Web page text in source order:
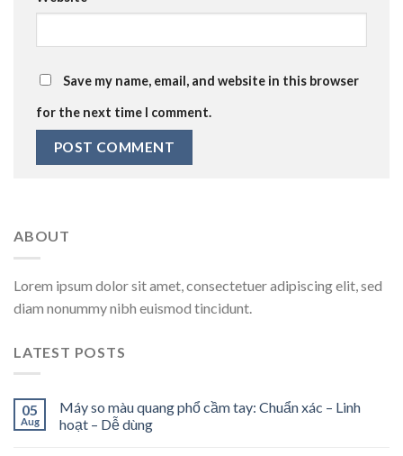
Save my name, email, and website in this browser
for the next time I comment.
ABOUT
Lorem ipsum dolor sit amet, consectetuer adipiscing elit, sed
diam nonummy nibh euismod tincidunt.
LATEST POSTS
05
Aug
Máy so màu quang phổ cầm tay: Chuẩn xác – Linh
hoạt – Dễ dùng